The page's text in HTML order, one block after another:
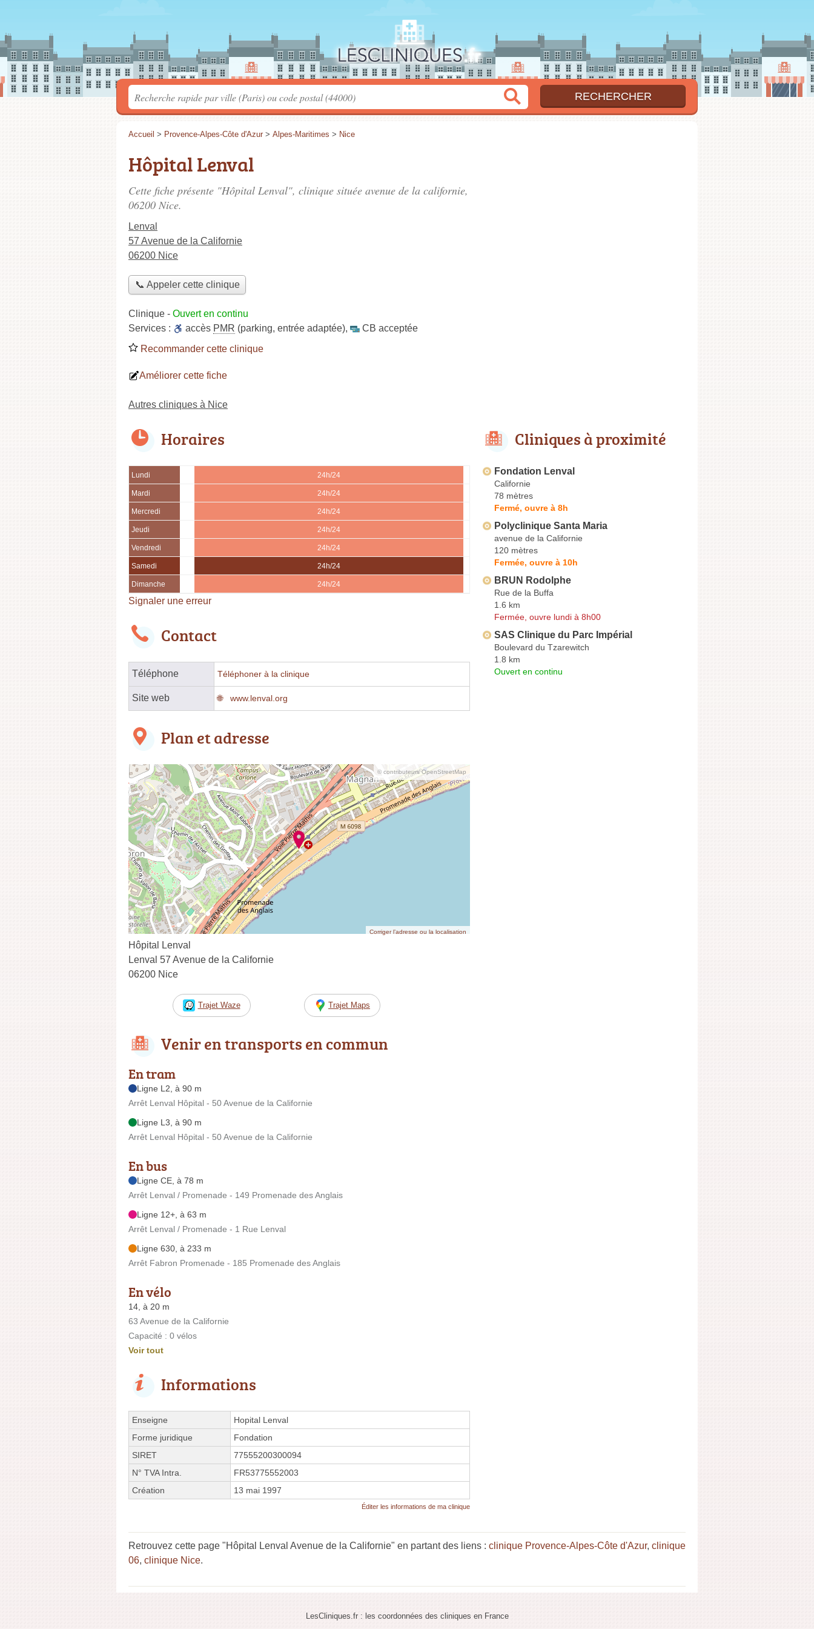
Accueil > Provence-Alpes-Côte d'Azur > Alpes-Maritimes > Nice
Hôpital Lenval
Cette fiche présente "Hôpital Lenval", clinique située avenue de la californie,
06200 Nice.
Lenval
57 Avenue de la Californie
06200 Nice
📞 Appeler cette clinique
Clinique - Ouvert en continu
Services :
accès PMR (parking, entrée adaptée),
CB acceptée
Recommander cette clinique
Améliorer cette fiche
Autres cliniques à Nice
Horaires
Lundi 24h/24
Mardi 24h/24
Mercredi 24h/24
Jeudi 24h/24
Vendredi 24h/24
Samedi 24h/24
Dimanche 24h/24
Signaler une erreur
Contact
Téléphone Téléphoner à la clinique
Site web www.lenval.org
Plan et adresse
© contributeurs OpenStreetMap
Corriger l’adresse ou la localisation
Hôpital Lenval
Lenval 57 Avenue de la Californie
06200 Nice
Trajet Waze Trajet Maps
Venir en transports en commun
En tram
Ligne L2, à 90 m
Arrêt Lenval Hôpital - 50 Avenue de la Californie
Ligne L3, à 90 m
Arrêt Lenval Hôpital - 50 Avenue de la Californie
En bus
Ligne CE, à 78 m
Arrêt Lenval / Promenade - 149 Promenade des Anglais
Ligne 12+, à 63 m
Arrêt Lenval / Promenade - 1 Rue Lenval
Ligne 630, à 233 m
Arrêt Fabron Promenade - 185 Promenade des Anglais
En vélo
14, à 20 m
63 Avenue de la Californie
Capacité : 0 vélos
Voir tout
Informations
Enseigne
Hopital Lenval
Forme juridique
Fondation
SIRET
77555200300094
N° TVA Intra.
FR53775552003
Création
13 mai 1997
Éditer les informations de ma clinique
Cliniques à proximité
Fondation Lenval
Californie
78 mètres
Fermé, ouvre à 8h
Polyclinique Santa Maria
avenue de la Californie
120 mètres
Fermée, ouvre à 10h
BRUN Rodolphe
Rue de la Buffa
1.6 km
Fermée, ouvre lundi à 8h00
SAS Clinique du Parc Impérial
Boulevard du Tzarewitch
1.8 km
Ouvert en continu
Retrouvez cette page "Hôpital Lenval Avenue de la Californie" en partant des liens : clinique Provence-Alpes-Côte d'Azur, clinique
06, clinique Nice.
LesCliniques.fr : les coordonnées des cliniques en France